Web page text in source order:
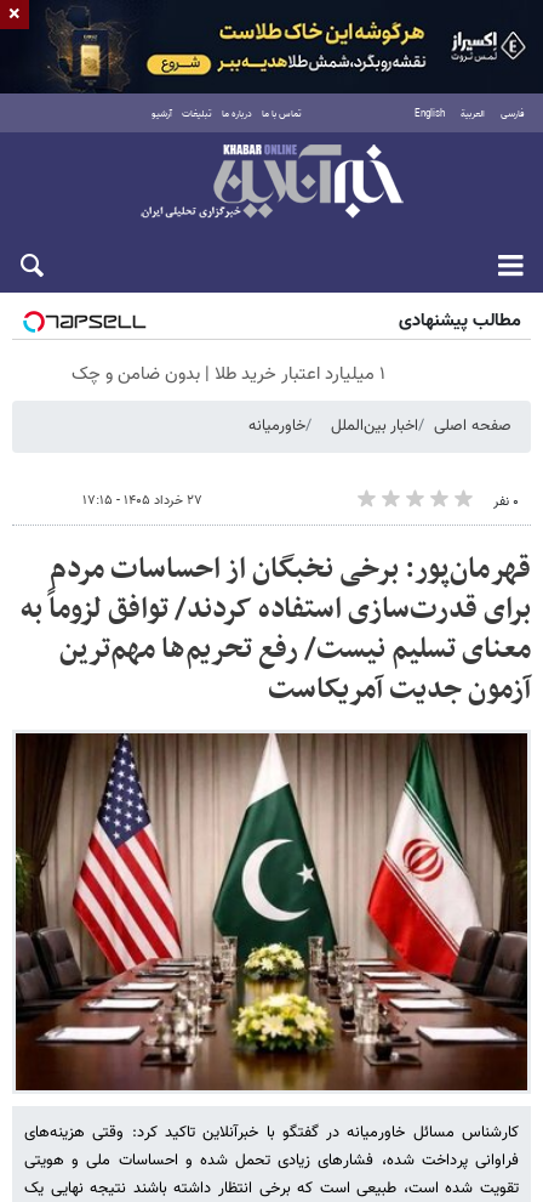
فارسی العربية English تماس با ما درباره ما تبلیغات آرشیو
جمعه ۱۶ مرداد ۱۴۰۵
مطالب پیشنهادی
۱ میلیارد اعتبار خرید طلا | بدون ضامن و چک
صفحه اصلی اخبار بین‌الملل خاورمیانه
۰ نفر ۲۷ خرداد ۱۴۰۵ - ۱۷:۱۵
قهرمان‌پور: برخی نخبگان از احساسات مردم
برای قدرت‌سازی استفاده کردند/ توافق لزوماً به
معنای تسلیم نیست/ رفع تحریم‌ها مهم‌ترین
آزمون جدیت آمریکاست
کارشناس مسائل خاورمیانه در گفتگو با خبرآنلاین تاکید کرد: وقتی هزینه‌های
فراوانی پرداخت شده، فشارهای زیادی تحمل شده و احساسات ملی و هویتی
تقویت شده است، طبیعی است که برخی انتظار داشته باشند نتیجه نهایی یک
×